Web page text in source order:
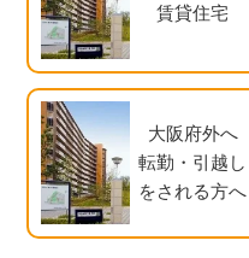
賃貸住宅
大阪府外へ
転勤・引越し
をされる方へ